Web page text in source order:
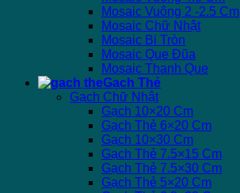
Mosaic Vuông 2 -2.5 Cm
Mosaic Chữ Nhật
Mosaic Bi Tròn
Mosaic Que Đũa
Mosaic Thanh Que
Gạch Thẻ
Gạch Chữ Nhật
Gạch 10×20 Cm
Gạch Thẻ 6×20 Cm
Gạch 10×30 Cm
Gạch Thẻ 7.5×15 Cm
Gạch Thẻ 7.5×30 Cm
Gạch Thẻ 5×20 Cm